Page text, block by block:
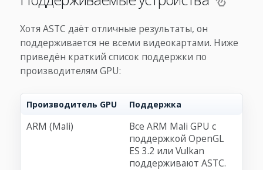
Хотя ASTC даёт отличные результаты, он
поддерживается не всеми видеокартами. Ниже
приведён краткий список поддержки по
производителям GPU:
Производитель GPU Поддержка
ARM (Mali)
Все ARM Mali GPU с
поддержкой OpenGL
ES 3.2 или Vulkan
поддерживают ASTC.